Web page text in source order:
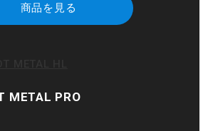
商品を見る
METAL PRO